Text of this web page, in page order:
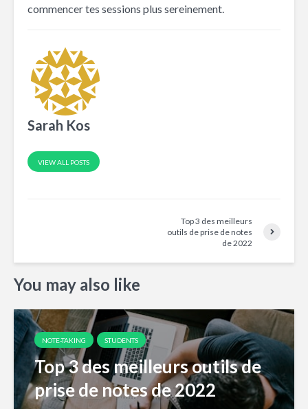
commencer tes sessions plus sereinement.
Sarah Kos
VIEW ALL POSTS
Top 3 des meilleurs
outils de prise de notes
de 2022
You may also like
NOTE-TAKING STUDENTS
Top 3 des meilleurs outils de
prise de notes de 2022